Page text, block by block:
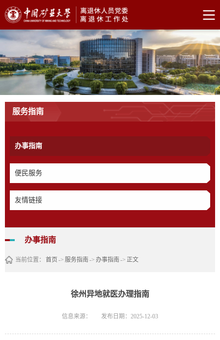
服务指南
办事指南
便民服务
友情链接
办事指南
当前位置： 首页 -> 服务指南 -> 办事指南 -> 正文
徐州异地就医办理指南
信息来源： 发布日期：2025-12-03